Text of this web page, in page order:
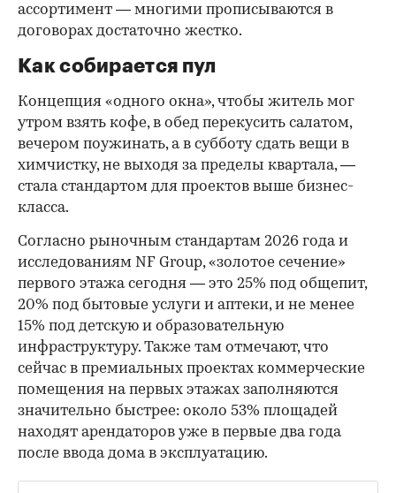
ассортимент — многими прописываются в
договорах достаточно жестко.
Как собирается пул
Концепция «одного окна», чтобы житель мог
утром взять кофе, в обед перекусить салатом,
вечером поужинать, а в субботу сдать вещи в
химчистку, не выходя за пределы квартала, —
стала стандартом для проектов выше бизнес-
класса.
Согласно рыночным стандартам 2026 года и
исследованиям NF Group, «золотое сечение»
первого этажа сегодня — это 25% под общепит,
20% под бытовые услуги и аптеки, и не менее
15% под детскую и образовательную
инфраструктуру. Также там отмечают, что
сейчас в премиальных проектах коммерческие
помещения на первых этажах заполняются
значительно быстрее: около 53% площадей
находят арендаторов уже в первые два года
после ввода дома в эксплуатацию.